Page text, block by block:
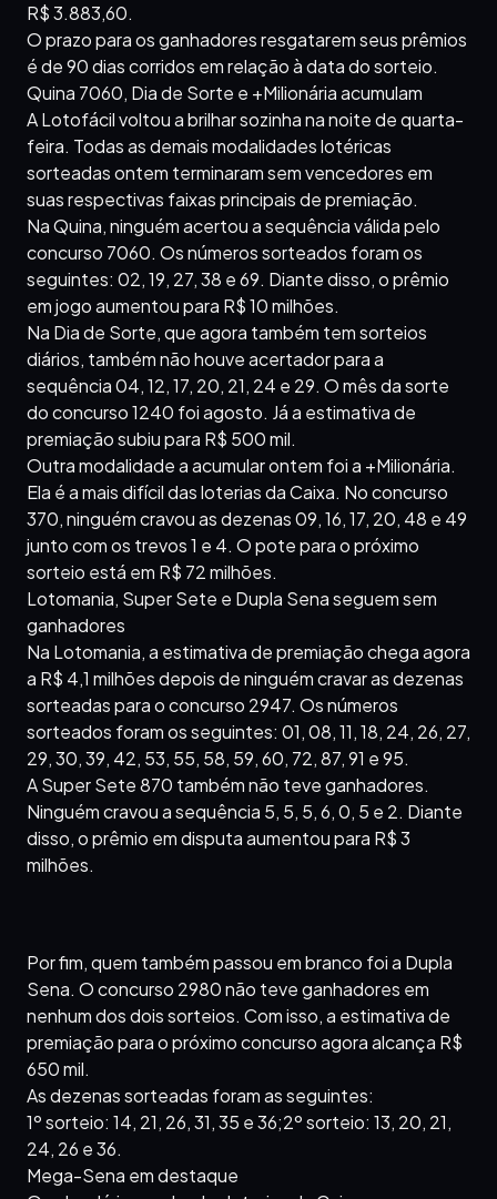
R$ 3.883,60.
O prazo para os ganhadores resgatarem seus prêmios
é de 90 dias corridos em relação à data do sorteio.
Quina 7060, Dia de Sorte e +Milionária acumulam
A Lotofácil voltou a brilhar sozinha na noite de quarta-
feira. Todas as demais modalidades lotéricas
sorteadas ontem terminaram sem vencedores em
suas respectivas faixas principais de premiação.
Na Quina, ninguém acertou a sequência válida pelo
concurso 7060. Os números sorteados foram os
seguintes: 02, 19, 27, 38 e 69. Diante disso, o prêmio
em jogo aumentou para R$ 10 milhões.
Na Dia de Sorte, que agora também tem sorteios
diários, também não houve acertador para a
sequência 04, 12, 17, 20, 21, 24 e 29. O mês da sorte
do concurso 1240 foi agosto. Já a estimativa de
premiação subiu para R$ 500 mil.
Outra modalidade a acumular ontem foi a +Milionária.
Ela é a mais difícil das loterias da Caixa. No concurso
370, ninguém cravou as dezenas 09, 16, 17, 20, 48 e 49
junto com os trevos 1 e 4. O pote para o próximo
sorteio está em R$ 72 milhões.
Lotomania, Super Sete e Dupla Sena seguem sem
ganhadores
Na Lotomania, a estimativa de premiação chega agora
a R$ 4,1 milhões depois de ninguém cravar as dezenas
sorteadas para o concurso 2947. Os números
sorteados foram os seguintes: 01, 08, 11, 18, 24, 26, 27,
29, 30, 39, 42, 53, 55, 58, 59, 60, 72, 87, 91 e 95.
A Super Sete 870 também não teve ganhadores.
Ninguém cravou a sequência 5, 5, 5, 6, 0, 5 e 2. Diante
disso, o prêmio em disputa aumentou para R$ 3
milhões.
Por fim, quem também passou em branco foi a Dupla
Sena. O concurso 2980 não teve ganhadores em
nenhum dos dois sorteios. Com isso, a estimativa de
premiação para o próximo concurso agora alcança R$
650 mil.
As dezenas sorteadas foram as seguintes:
1º sorteio: 14, 21, 26, 31, 35 e 36;2º sorteio: 13, 20, 21,
24, 26 e 36.
Mega-Sena em destaque